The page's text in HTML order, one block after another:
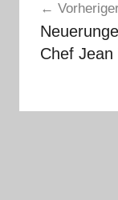
Chef Jean